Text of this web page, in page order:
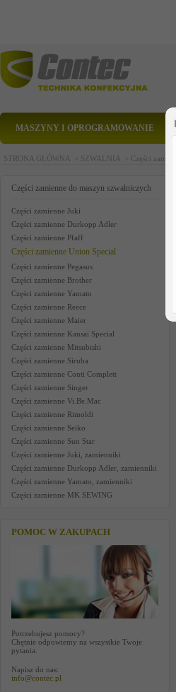
MASZYNY I OPROGRAMOWANIE
STRONA GŁÓWNA > SZWALNIA > Części
Części zamienne do maszyn szwalniczych
Części zamienne Juki
Części zamienne Durkopp Adler
Części zamienne Pfaff
Części zamienne Union Special
Części zamienne Pegasus
Części zamienne Brother
Części zamienne Yamato
Części zamienne Reece
Części zamienne Maier
Części zamienne Kansai Special
Części zamienne Mitsubishi
Części zamienne Siruba
Części zamienne Conti Complett
Części zamienne Singer
Części zamienne Vi.Be.Mac
Części zamienne Rimoldi
Części zamienne Seiko
Części zamienne Sun Star
Części zamienne Juki, zamienniki
Części zamienne Durkopp Adler, zamienniki
Części zamienne Yamato, zamienniki
Części zamienne MK SEWING
POMOC W ZAKUPACH
Potrzebujesz pomocy?
Chętnie odpowiemy na wszystkie Twoje
pytania.
Napisz do nas:
info@contec.pl